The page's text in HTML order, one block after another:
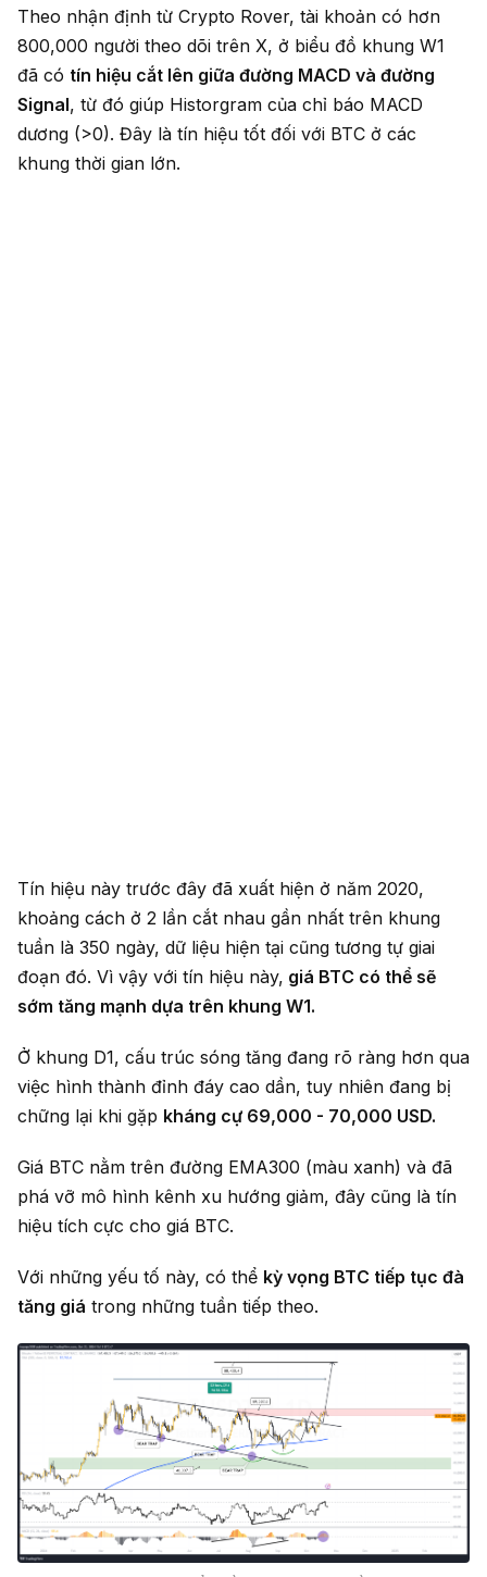
Theo nhận định từ Crypto Rover, tài khoản có hơn
800,000 người theo dõi trên X, ở biểu đồ khung W1
đã có tín hiệu cắt lên giữa đường MACD và đường
Signal, từ đó giúp Historgram của chỉ báo MACD
dương (>0). Đây là tín hiệu tốt đối với BTC ở các
khung thời gian lớn.
Tín hiệu này trước đây đã xuất hiện ở năm 2020,
khoảng cách ở 2 lần cắt nhau gần nhất trên khung
tuần là 350 ngày, dữ liệu hiện tại cũng tương tự giai
đoạn đó. Vì vậy với tín hiệu này, giá BTC có thể sẽ
sớm tăng mạnh dựa trên khung W1.
Ở khung D1, cấu trúc sóng tăng đang rõ ràng hơn qua
việc hình thành đỉnh đáy cao dần, tuy nhiên đang bị
chững lại khi gặp kháng cự 69,000 - 70,000 USD.
Giá BTC nằm trên đường EMA300 (màu xanh) và đã
phá vỡ mô hình kênh xu hướng giảm, đây cũng là tín
hiệu tích cực cho giá BTC.
Với những yếu tố này, có thể kỳ vọng BTC tiếp tục đà
tăng giá trong những tuần tiếp theo.